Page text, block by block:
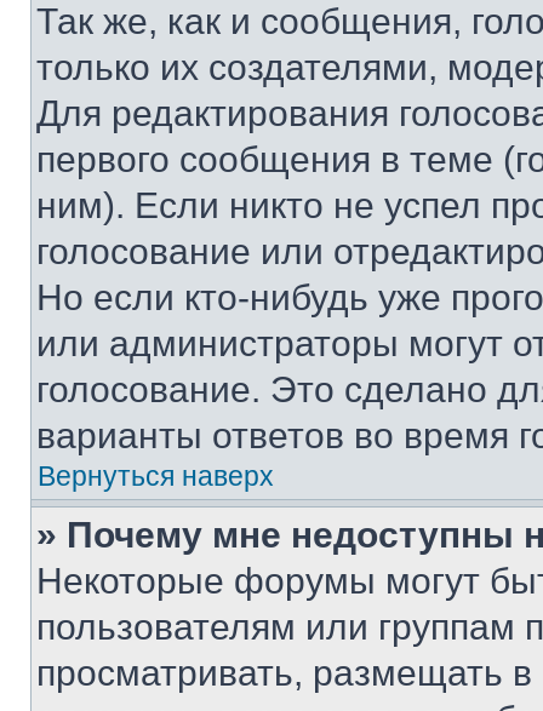
Так же, как и сообщения,
только их создателями,
Для редактирования
первого сообщения в теме
ним). Если никто не успел
голосование или
Но если кто-нибудь уже
или администраторы могут
голосование. Это сделано
варианты ответов во время
Вернуться наверх
» Почему мне недоступны
Некоторые форумы могут
пользователям или группам
просматривать, размещать